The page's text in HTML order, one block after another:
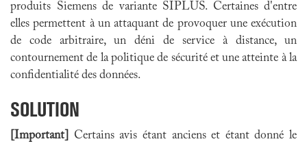
produits Siemens de variante SIPLUS. Certaines d'entre
elles permettent à un attaquant de provoquer une exécution
de code arbitraire, un déni de service à distance, un
contournement de la politique de sécurité et une atteinte à la
confidentialité des données.
SOLUTION
[Important]
Certains avis étant anciens et étant donné le